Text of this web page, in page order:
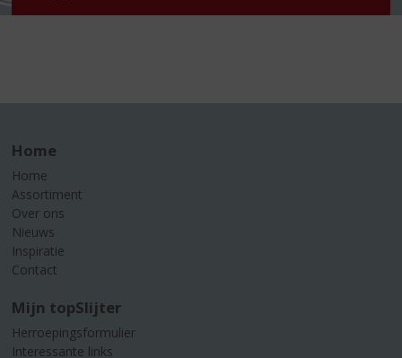
Home
Home
Assortiment
Over ons
Nieuws
Inspiratie
Contact
Mijn topSlijter
Herroepingsformulier
Interessante links